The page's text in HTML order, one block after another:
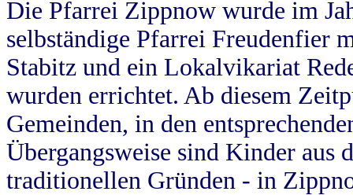
Die Pfarrei Zippnow wurde im
selbständige Pfarrei Freudenfier
Stabitz und ein Lokalvikariat
wurden errichtet. Ab diesem
Gemeinden, in den
Übergangsweise sind Kinder aus
traditionellen Gründen - in